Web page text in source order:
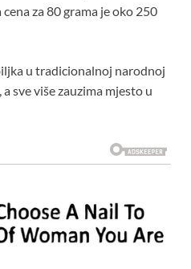
za 80 grama je oko 250
u tradicionalnoj narodnoj
sve više zauzima mjesto u